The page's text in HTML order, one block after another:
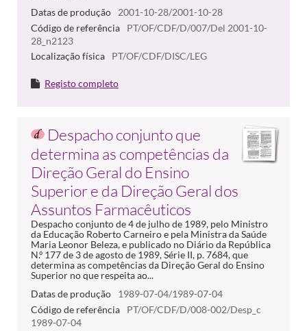
Datas de produção
2001-10-28/2001-10-28
Código de referência
PT/OF/CDF/D/007/Del 2001-10-
28_n2123
Localização física
PT/OF/CDF/DISC/LEG
Registo completo
Despacho conjunto que
determina as competências da
Direção Geral do Ensino
Superior e da Direção Geral dos
Assuntos Farmacêuticos
Despacho conjunto de 4 de julho de 1989, pelo Ministro
da Educação Roberto Carneiro e pela Ministra da Saúde
Maria Leonor Beleza, e publicado no Diário da República
N.º 177 de 3 de agosto de 1989, Série II, p. 7684, que
determina as competências da Direção Geral do Ensino
Superior no que respeita ao...
Datas de produção
1989-07-04/1989-07-04
Código de referência
PT/OF/CDF/D/008-002/Desp_c
1989-07-04